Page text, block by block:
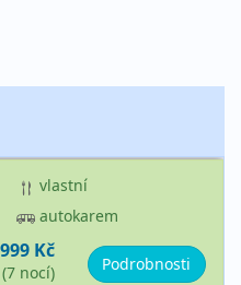
vlastní
autokarem
Kč
nocí) Podrobnosti